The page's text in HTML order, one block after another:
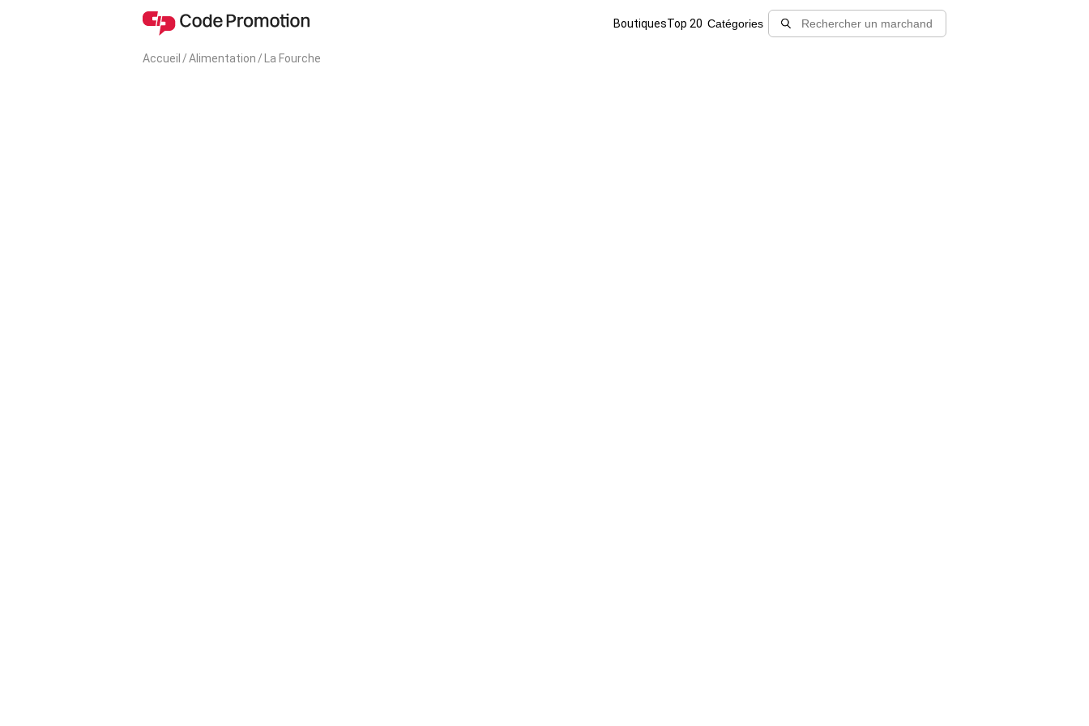
BoutiquesTop 20 Catégories
Accueil /Alimentation / La Fourche